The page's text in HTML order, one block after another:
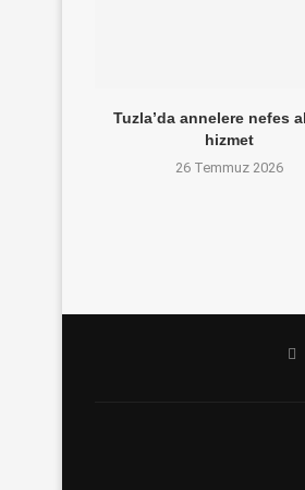
Tuzla’da annelere nefes
hizmet
26 Temmuz 2026